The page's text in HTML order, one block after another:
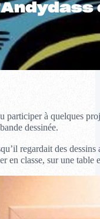
participer à quelques
dessinée.
regardait des
en classe, sur une